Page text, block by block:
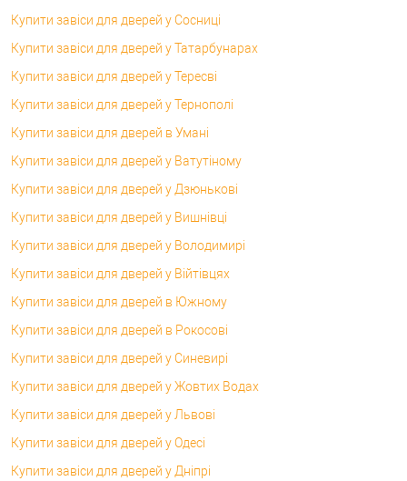
Купити завіси для дверей у Сосниці
Купити завіси для дверей у Татарбунарах
Купити завіси для дверей у Тересві
Купити завіси для дверей у Тернополі
Купити завіси для дверей в Умані
Купити завіси для дверей у Ватутіному
Купити завіси для дверей у Дзюнькові
Купити завіси для дверей у Вишнівці
Купити завіси для дверей у Володимирі
Купити завіси для дверей у Війтівцях
Купити завіси для дверей в Южному
Купити завіси для дверей в Рокосові
Купити завіси для дверей у Синевирі
Купити завіси для дверей у Жовтих Водах
Купити завіси для дверей у Львові
Купити завіси для дверей у Одесі
Купити завіси для дверей у Дніпрі